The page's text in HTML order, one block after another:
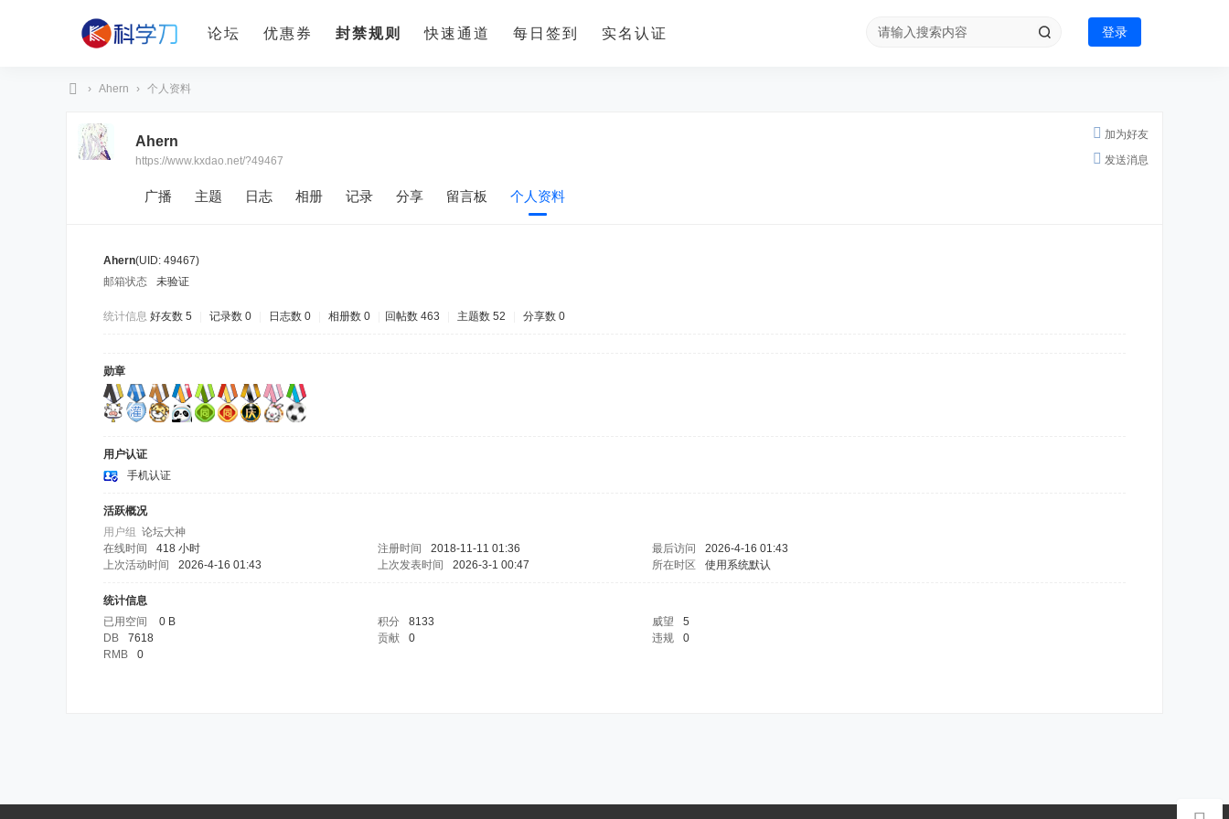
论坛 优惠券 封禁规则 快速通道 每日签到 实名认证 登录
› Ahern › 个人资料
加为好友
发送消息
Ahern
https://www.kxdao.net/?49467
广播 主题 日志 相册 记录 分享 留言板 个人资料
Ahern(UID: 49467)
邮箱状态
未验证
统计信息 好友数 5 记录数 0 日志数 0 相册数 0 回帖数 463 主题数 52 分享数 0
勋章
用户认证
手机认证
活跃概况
用户组 论坛大神
在线时间
418 小时 注册时间 2018-11-11 01:36 最后访问
2026-4-16 01:43
上次活动时间
2026-4-16 01:43 上次发表时间 2026-3-1 00:47 所在时区 使用系统默认
统计信息
已用空间
0 B 积分 8133 威望
5
DB
7618 贡献 0 违规
0
RMB
0